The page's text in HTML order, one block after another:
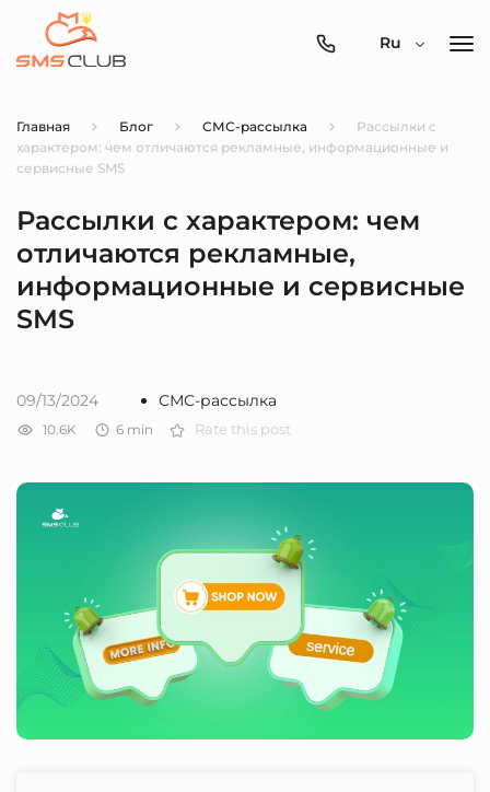
0800-
Ru
Главная Блог СМС-рассылка
Рассылки с
характером: чем отличаются рекламные, информационные и
сервисные SMS
Рассылки с характером: чем
отличаются рекламные,
информационные и сервисные
SMS
09/13/2024 СМС-рассылка
10.6K 6 min Rate this post